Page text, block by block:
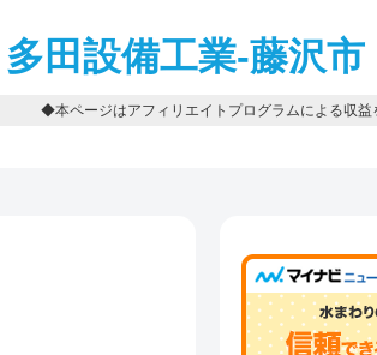
田設備工業-藤沢市
◆本ページはアフィリエイトプログラムによる収益